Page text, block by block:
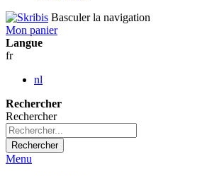
Basculer la navigation
Mon panier
Langue
fr
nl
Rechercher
Rechercher
Rechercher
Menu